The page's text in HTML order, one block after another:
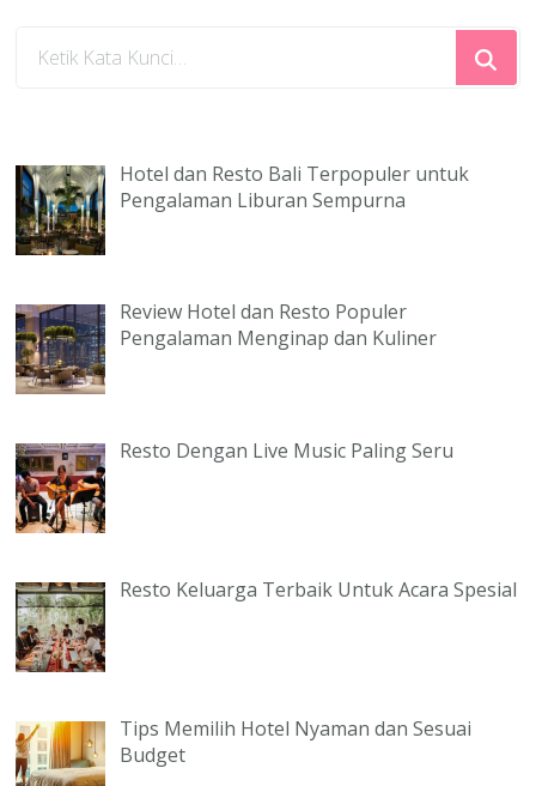
Sesuatu?
Hotel dan Resto Bali Terpopuler untuk
Pengalaman Liburan Sempurna
Review Hotel dan Resto Populer
Pengalaman Menginap dan Kuliner
Resto Dengan Live Music Paling Seru
Resto Keluarga Terbaik Untuk Acara Spesial
Tips Memilih Hotel Nyaman dan Sesuai
Budget